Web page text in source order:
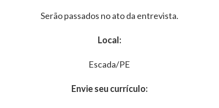
Serão passados no ato da entrevista.
Local:
Escada/PE
Envie seu currículo: